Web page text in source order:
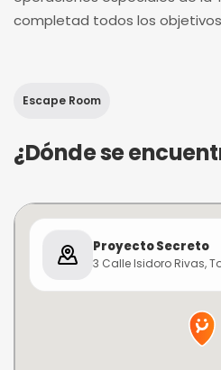
completad todos los
Escape Room
¿Dónde se
Proyecto Secreto
3 Calle Isidoro Rivas,